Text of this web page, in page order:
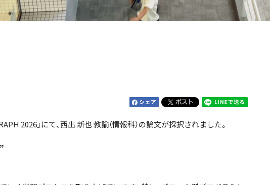
2026」にて、西出 新也 教諭（情報科）の論文が採択されました。